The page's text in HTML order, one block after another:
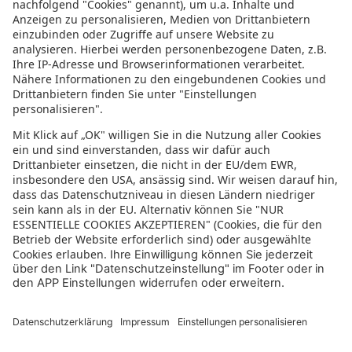
Datenschutz
Datenschutzeinstellungen
In der sonnenklar.TV Mediathek finden Sie alle Informationen rundum
den TV-Sender sonnenklar.TV!
Das Angebot war mal wieder zu schnell weg? Oder Sie wollen sich Ihre
nächste Traumreise noch einmal gratis etwas genauer anschauen? Dann
stöbern Sie doch in unserem TV-Programmund sehen Sie sich dort die
Folgen der letzten Tage nochmal an! Sie würden gerne wissen, was
gerade im TV läuft? Über unserenLive-Streamkönnen Sie sonnenklar.TV
online anschauen und die aktuellen Reise-Schnäppchen aus dem
Fernsehen verfolgen! Alle HDTV Infos und Empfangs-Einstellungen
finden Siehier. Dazu gehören Anleitungen zu den Einstellungen bei
Android & iOS Apps sowie der Windows PC App. Für Inspirationen sorgen
den Urlwald entführen! Diverse Videos von Hotels, der Umgebung und